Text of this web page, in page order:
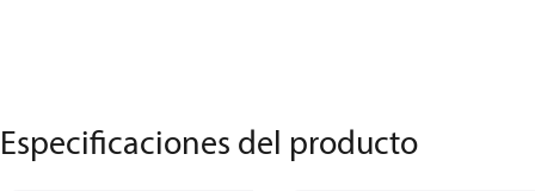
Especificaciones del producto